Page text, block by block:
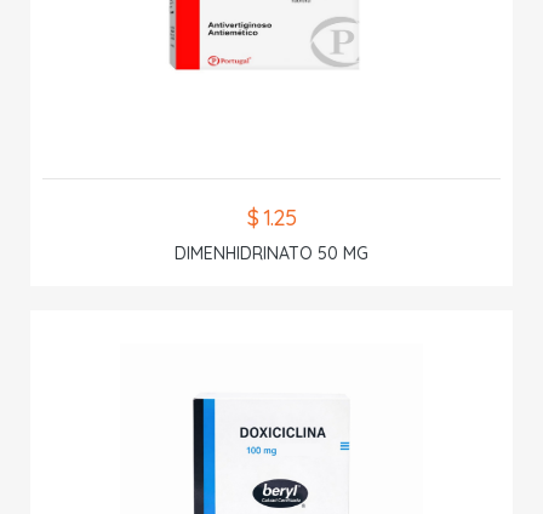
$ 1.25
DIMENHIDRINATO 50 MG